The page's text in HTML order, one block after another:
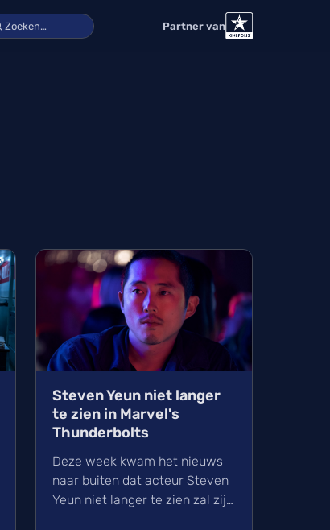
Partner van
Steven Yeun niet langer
te zien in Marvel's
Thunderbolts
Deze week kwam het nieuws
naar buiten dat acteur Steven
Yeun niet langer te zien zal zijn